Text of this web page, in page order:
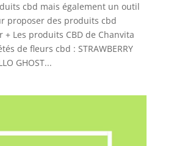
cbd mais également un outil
proposer des produits cbd
+ Les produits CBD de Chanvita
de fleurs cbd : STRAWBERRY
GHOST...